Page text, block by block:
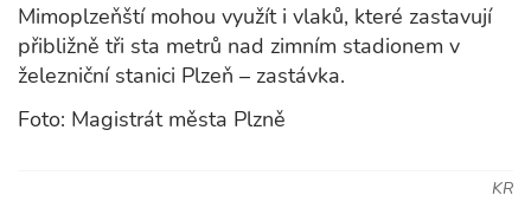
Mimoplzeňští mohou využít i vlaků, které zastavují
přibližně tři sta metrů nad zimním stadionem v
železniční stanici Plzeň – zastávka.
Foto: Magistrát města Plzně
KR